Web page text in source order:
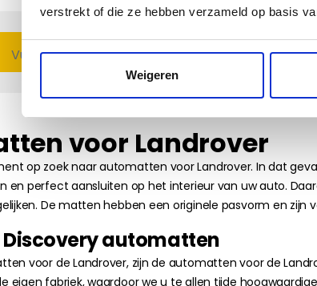
verstrekt of die ze hebben verzameld op basis
Weigeren
voor Landrover
op zoek naar automatten voor Landrover. In dat
en perfect aansluiten op het interieur van uw auto.
De matten hebben een originele pasvorm en zijn
Discovery automatten
voor de Landrover, zijn de automatten voor de
eigen fabriek, waardoor we u te allen tijde